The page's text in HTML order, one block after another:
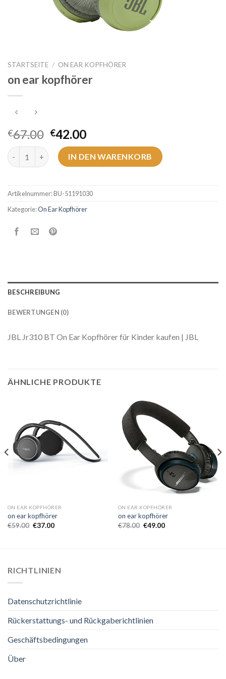
STARTSEITE / ON EAR KOPFHÖRER
on ear kopfhörer
€67.00 €42.00
on ear kopfhörer MengeIN DEN WARENKORB
Artikelnummer:BU-51191030
Kategorie:On Ear Kopfhörer
BESCHREIBUNG
BEWERTUNGEN (0)
JBL Jr310 BT On Ear Kopfhörer für Kinder kaufen | JBL
ÄHNLICHE PRODUKTE
ON EAR KOPFHÖRER
on ear kopfhörer
€59.00 €37.00
ON EAR KOPFHÖRER
on ear kopfhörer
€78.00 €49.00
RICHTLINIEN
Datenschutzrichtlinie
Rückerstattungs- und Rückgaberichtlinien
Geschäftsbedingungen
Über